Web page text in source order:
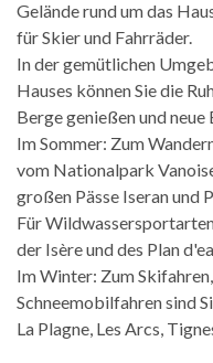
Gelände rund um das
für Skier und Fahrräder.
In der gemütlichen
Hauses können Sie die
Berge genießen und neue
Im Sommer: Zum
vom Nationalpark
großen Pässe Iseran und
Für
der Isère und des Plan
Im Winter: Zum
Schneemobilfahren sind
La Plagne, Les Arcs,